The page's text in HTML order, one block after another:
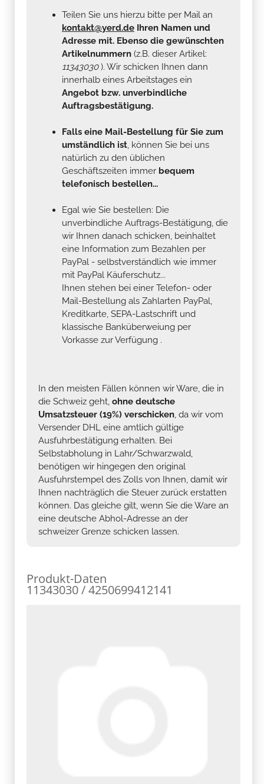
Teilen Sie uns hierzu bitte per Mail an
kontakt@yerd.de Ihren Namen und
Adresse mit. Ebenso die gewünschten
Artikelnummern (z.B. dieser Artikel:
11343030). Wir schicken Ihnen dann
innerhalb eines Arbeitstages ein
Angebot bzw. unverbindliche
Auftragsbestätigung.
Falls eine Mail-Bestellung für Sie zum
umständlich ist, können Sie bei uns
natürlich zu den üblichen
Geschäftszeiten immer bequem
telefonisch bestellen...
Egal wie Sie bestellen: Die
unverbindliche Auftrags-Bestätigung, die
wir Ihnen danach schicken, beinhaltet
eine Information zum Bezahlen per
PayPal - selbstverständlich wie immer
mit PayPal Käuferschutz...
Ihnen stehen bei einer Telefon- oder
Mail-Bestellung als Zahlarten PayPal,
Kreditkarte, SEPA-Lastschrift und
klassische Banküberweiung per
Vorkasse zur Verfügung .
In den meisten Fällen können wir Ware, die in
die Schweiz geht, ohne deutsche
Umsatzsteuer (19%) verschicken, da wir vom
Versender DHL eine amtlich gültige
Ausfuhrbestätigung erhalten. Bei
Selbstabholung in Lahr/Schwarzwald,
benötigen wir hingegen den original
Ausfuhrstempel des Zolls von Ihnen, damit wir
Ihnen nachträglich die Steuer zurück erstatten
können. Das gleiche gilt, wenn Sie die Ware an
eine deutsche Abhol-Adresse an der
schweizer Grenze schicken lassen.
Produkt-Daten
11343030 / 4250699412141